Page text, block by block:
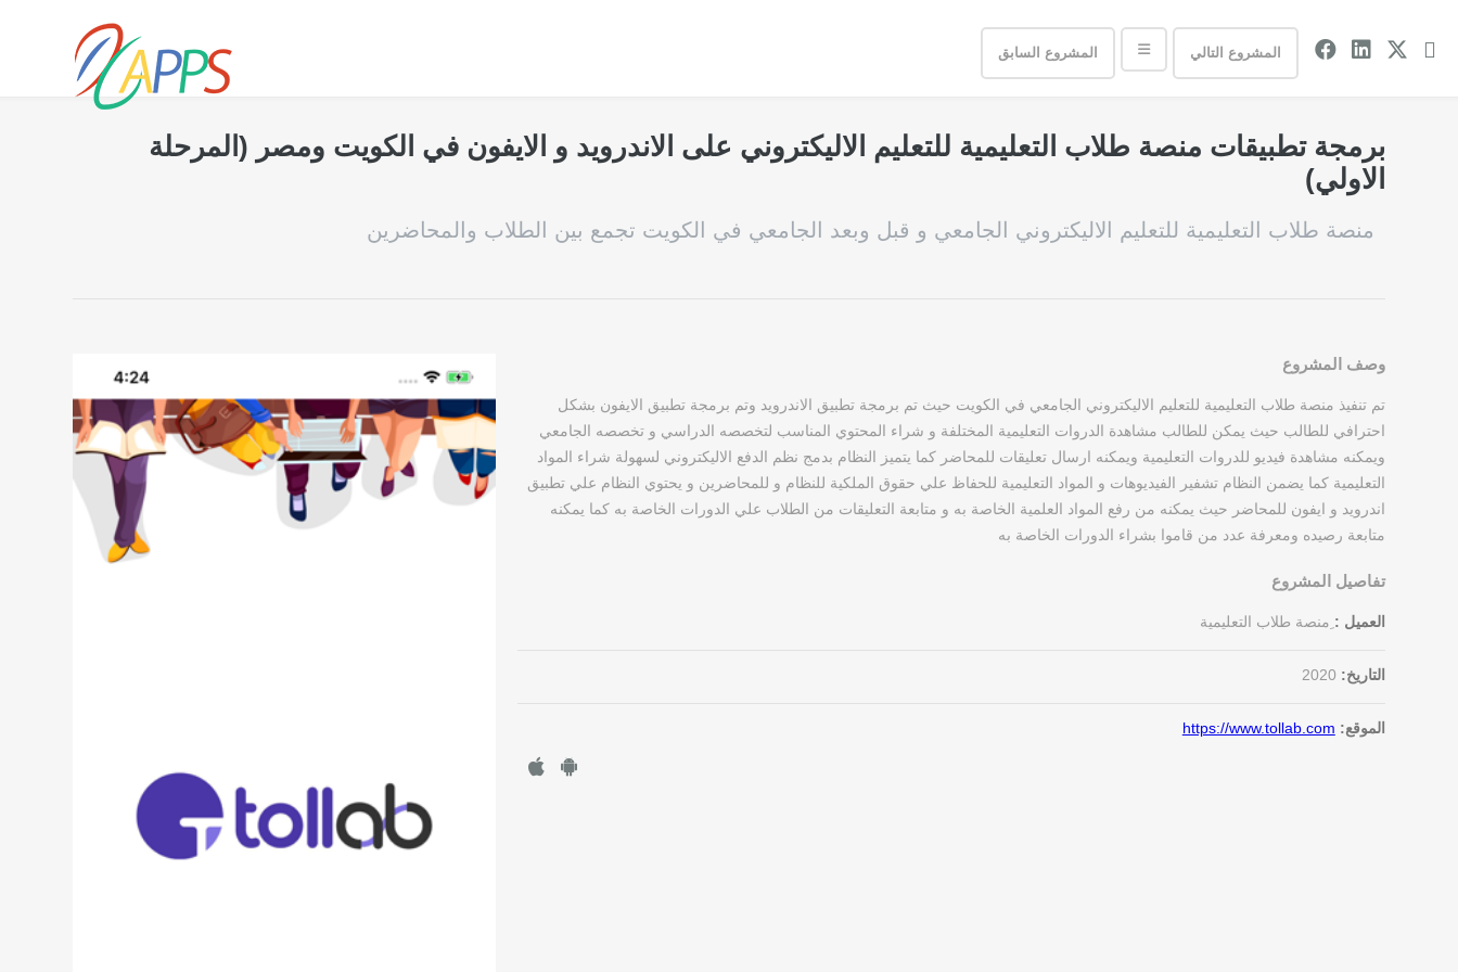
المشروع التالي المشروع السابق
برمجة تطبيقات منصة طلاب التعليمية للتعليم الاليكتروني على الاندرويد و الايفون في الكويت ومصر (المرحلة
الاولي)
منصة طلاب التعليمية للتعليم الاليكتروني الجامعي و قبل وبعد الجامعي في الكويت تجمع بين الطلاب والمحاضرين
وصف المشروع
تم تنفيذ منصة طلاب التعليمية للتعليم الاليكتروني الجامعي في الكويت حيث تم برمجة تطبيق الاندرويد وتم برمجة تطبيق الايفون بشكل
احترافي للطالب حيث يمكن للطالب مشاهدة الدروات التعليمية المختلفة و شراء المحتوي المناسب لتخصصه الدراسي و تخصصه الجامعي
ويمكنه مشاهدة فيديو للدروات التعليمية ويمكنه ارسال تعليقات للمحاضر كما يتميز النظام بدمج نظم الدفع الاليكتروني لسهولة شراء المواد
التعليمية كما يضمن النظام تشفير الفيديوهات و المواد التعليمية للحفاظ علي حقوق الملكية للنظام و للمحاضرين و يحتوي النظام علي تطبيق
اندرويد و ايفون للمحاضر حيث يمكنه من رفع المواد العلمية الخاصة به و متابعة التعليقات من الطلاب علي الدورات الخاصة به كما يمكنه
متابعة رصيده ومعرفة عدد من قاموا بشراء الدورات الخاصة به
تفاصيل المشروع
العميل : ِمنصة طلاب التعليمية
التاريخ:
الموقع: https://www.tollab.com